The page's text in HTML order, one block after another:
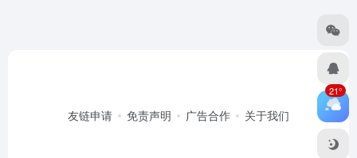
友链申请 免责声明 广告合作 关于我们
21°